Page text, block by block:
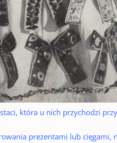
która u nich przychodzi
prezentami lub cięgami,